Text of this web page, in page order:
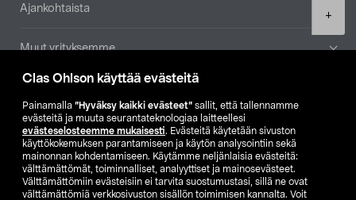
Clas Ohlson käyttää evästeitä
Painamalla ”Hyväksy kaikki evästeet” sallit, että tallennamme
evästeitä ja muuta seurantateknologiaa laitteellesi
evästeselosteemme mukaisesti. Evästeitä käytetään sivuston
käyttökokemuksen parantamiseen ja käytön analysointiin sekä
mainonnan kohdentamiseen. Käytämme neljänlaisia evästeitä:
välttämättömät, toiminnalliset, analyyttiset ja mainosevästeet.
Välttämättömiin evästeisiin ei tarvita suostumustasi, sillä ne ovat
välttämättömiä verkkosivuston sisällön toimimisen kannalta. Voit
+
Ajankohtaista
Muut yrityksemme
Etsi myymälä
SE NO FI
FI SV